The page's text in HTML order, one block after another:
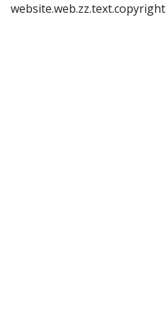
website.web.zz.text.copyright